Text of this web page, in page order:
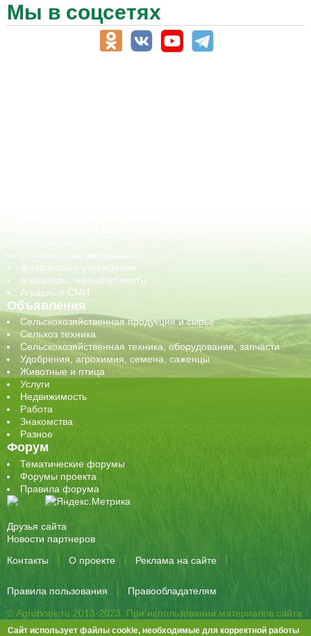
Мы в соцсетях
строительные материалы
финансовые учреждения
элеваторы, мелькомбинаты
Аграрные СМИ
Объявления
Сельскохозяйственная продукция и сырье
Сельхоз техника
Сельскохозяйственная техника, оборудование, запчасти
Удобрения, агрохимия, семена, саженцы
Животные и птица
Услуги
Недвижимость
Работа
Знакомства
Разное
Форум
Тематические форумы
Форумы проекта
Правила форума
Друзья сайта
Новости партнеров
Контакты
О проекте Реклама на сайте
Правила пользования
Правообладателям
© Agrobook.ru 2013-2023. При использовании материалов сайта
активная ссылка на публикацию обязательна.
Сайт использует файлы cookie, необходимые для корректной работы